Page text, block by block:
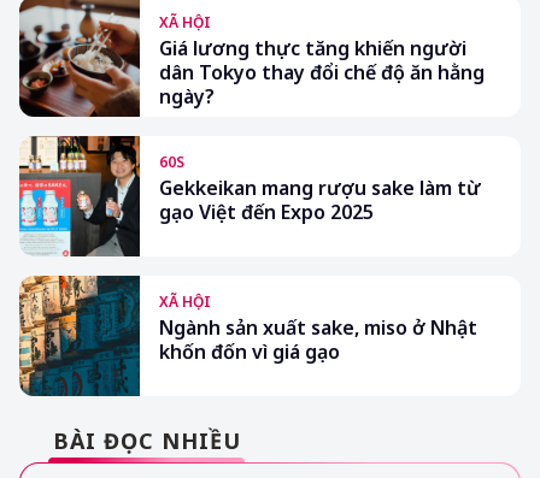
XÃ HỘI
Giá lương thực tăng khiến người
dân Tokyo thay đổi chế độ ăn hằng
ngày?
60S
Gekkeikan mang rượu sake làm từ
gạo Việt đến Expo 2025
XÃ HỘI
Ngành sản xuất sake, miso ở Nhật
khốn đốn vì giá gạo
BÀI ĐỌC NHIỀU